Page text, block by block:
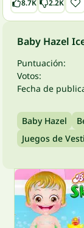
8.7K 2.2K
Baby Hazel
Puntuación:
Votos:
Fecha de
Baby Hazel
Juegos de